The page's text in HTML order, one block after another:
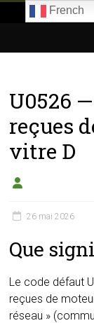
E85.com
passion
boîtier
éthanol
U0526
reçues
vitre D
26 mai 2026
Que
Le code défaut
reçues de
réseau »
French